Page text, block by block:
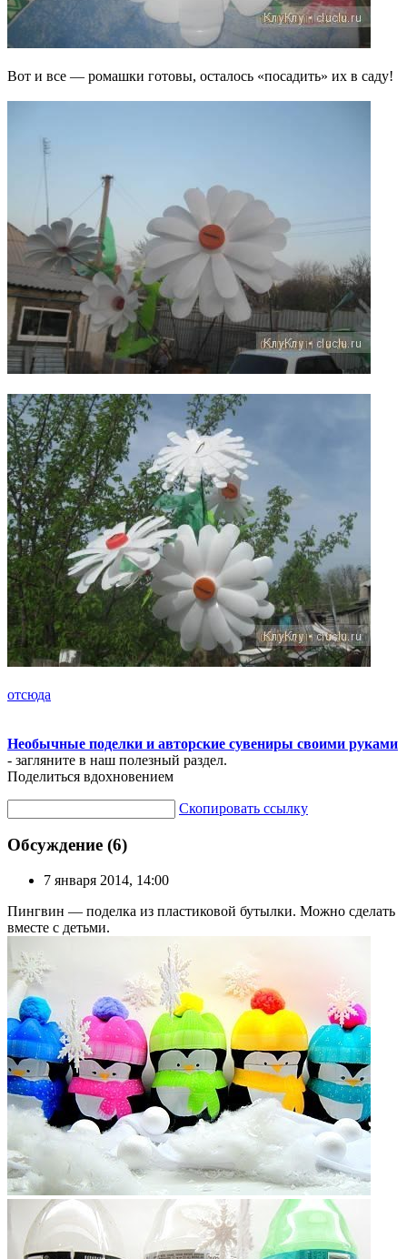
Вот и все — ромашки готовы, осталось «посадить» их в саду!
отсюда
Необычные поделки и авторские сувениры своими руками
- загляните в наш полезный раздел.
Поделиться вдохновением
Скопировать ссылку
Обсуждение (6)
7 января 2014, 14:00
Пингвин — поделка из пластиковой бутылки. Можно сделать
вместе с детьми.